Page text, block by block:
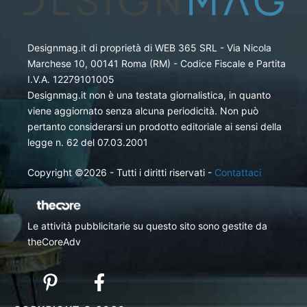
Designmag.it di proprietà di WEB 365 SRL - Via Nicola
Marchese 10, 00141 Roma (RM) - Codice Fiscale e Partita
I.V.A. 12279101005
Designmag.it non è una testata giornalistica, in quanto
viene aggiornato senza alcuna periodicità. Non può
pertanto considerarsi un prodotto editoriale ai sensi della
legge n. 62 del 07.03.2001
Copyright ©2026 - Tutti i diritti riservati - Contattaci
Le attività pubblicitarie su questo sito sono gestite da
theCoreAdv